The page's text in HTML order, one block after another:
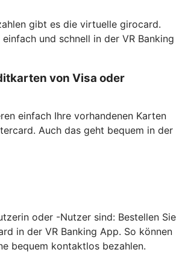
gibt es die virtuelle girocard.
und schnell in der VR Banking
von Visa oder
einfach Ihre vorhandenen Karten
Auch das geht bequem in der
oder -Nutzer sind: Bestellen Sie
in der VR Banking App. So können
bequem kontaktlos bezahlen.